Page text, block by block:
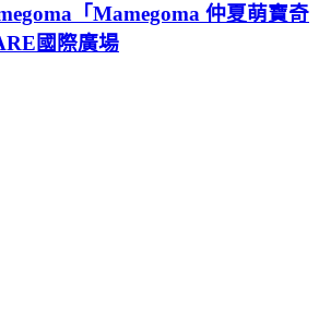
「Mamegoma 仲夏萌寶奇
國際廣場